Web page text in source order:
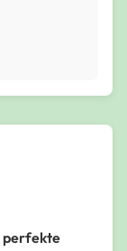
perfekte